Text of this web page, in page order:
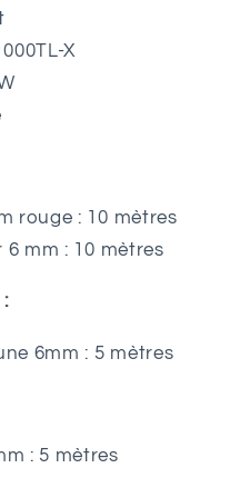
X
rouge : 10 mètres
6 mm : 10 mètres
:
6mm : 5 mètres
: 5 mètres